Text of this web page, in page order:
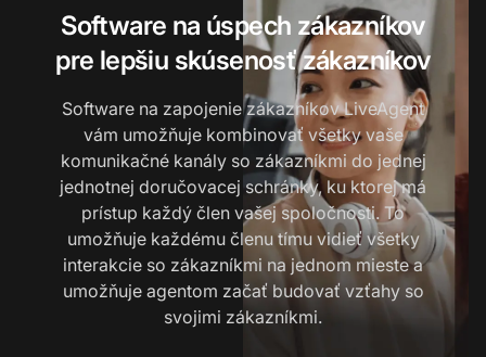
Software na úspech zákazníkov
pre lepšiu skúsenosť zákazníkov
Software na zapojenie zákazníkov LiveAgent
vám umožňuje kombinovať všetky vaše
komunikačné kanály so zákazníkmi do jednej
jednotnej doručovacej schránky, ku ktorej má
prístup každý člen vašej spoločnosti. To
umožňuje každému členu tímu vidieť všetky
interakcie so zákazníkmi na jednom mieste a
umožňuje agentom začať budovať vzťahy so
svojimi zákazníkmi.